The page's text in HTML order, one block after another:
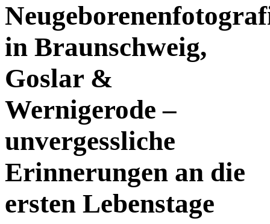
in Braunschweig,
Goslar &
Wernigerode –
unvergessliche
Erinnerungen an die
ersten Lebenstage